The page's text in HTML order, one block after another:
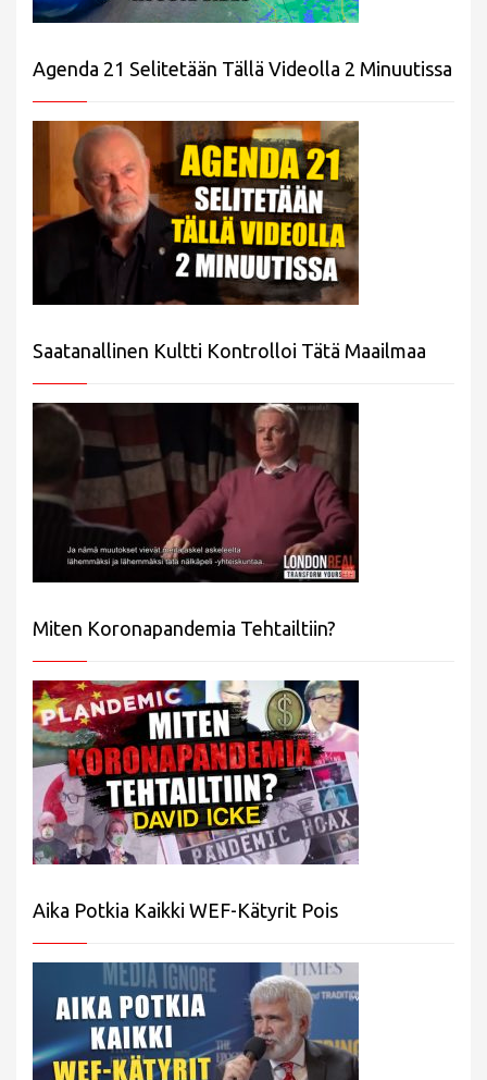
Agenda 21 Selitetään Tällä Videolla 2 Minuutissa
Saatanallinen Kultti Kontrolloi Tätä Maailmaa
Miten Koronapandemia Tehtailtiin?
Aika Potkia Kaikki WEF-Kätyrit Pois